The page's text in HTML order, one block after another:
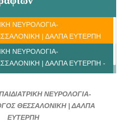
ΝΕΥΡΟΛΟΓΙΑ-
| ΔΑΛΠΑ ΕΥΤΕΡΠΗ
ΝΕΥΡΟΛΟΓΙΑ-
| ΔΑΛΠΑ ΕΥΤΕΡΠΗ -
ΝΕΥΡΟΛΟΓΙΑ-
ΘΕΣΣΑΛΟΝΙΚΗ | ΔΑΛΠΑ
ΕΥΤΕΡΠΗ